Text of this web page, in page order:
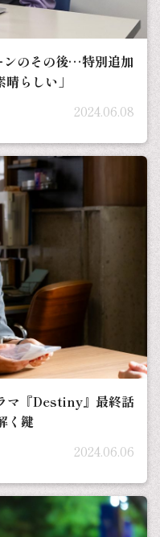
ンのその後…特別追加
らしい」
2024.06.08
マ『Destiny』最終話
く鍵
2024.06.06